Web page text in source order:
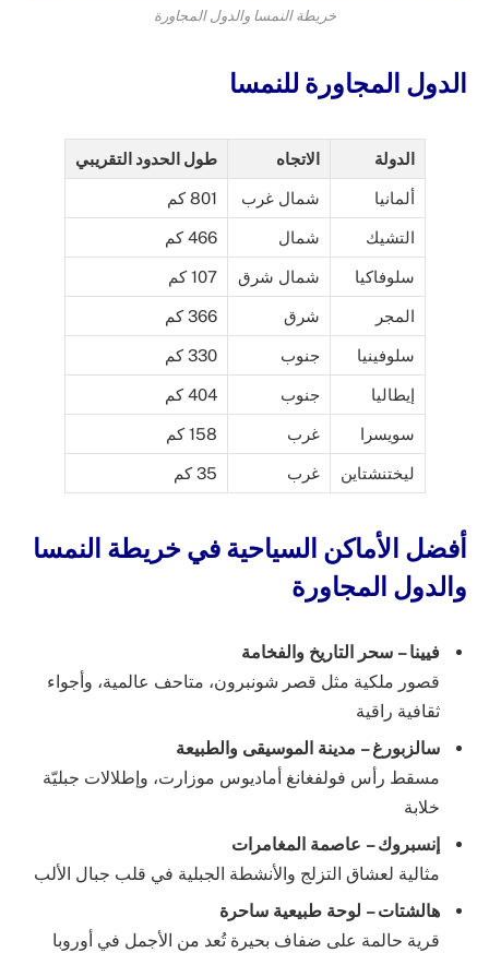
خريطة النمسا والدول المجاورة
الدول المجاورة للنمسا
الدولة الاتجاه طول الحدود التقريبي
ألمانيا شمال غرب 801 كم
التشيك شمال 466 كم
سلوفاكيا شمال شرق 107 كم
المجر شرق 366 كم
سلوفينيا جنوب 330 كم
إيطاليا جنوب 404 كم
سويسرا غرب 158 كم
ليختنشتاين غرب 35 كم
أفضل الأماكن السياحية في خريطة النمسا
والدول المجاورة
فيينا – سحر التاريخ والفخامة
قصور ملكية مثل قصر شونبرون، متاحف عالمية، وأجواء
ثقافية راقية
سالزبورغ – مدينة الموسيقى والطبيعة
مسقط رأس فولفغانغ أماديوس موزارت، وإطلالات جبليّة
خلابة
إنسبروك – عاصمة المغامرات
مثالية لعشاق التزلج والأنشطة الجبلية في قلب جبال الألب
هالشتات – لوحة طبيعية ساحرة
قرية حالمة على ضفاف بحيرة تُعد من الأجمل في أوروبا